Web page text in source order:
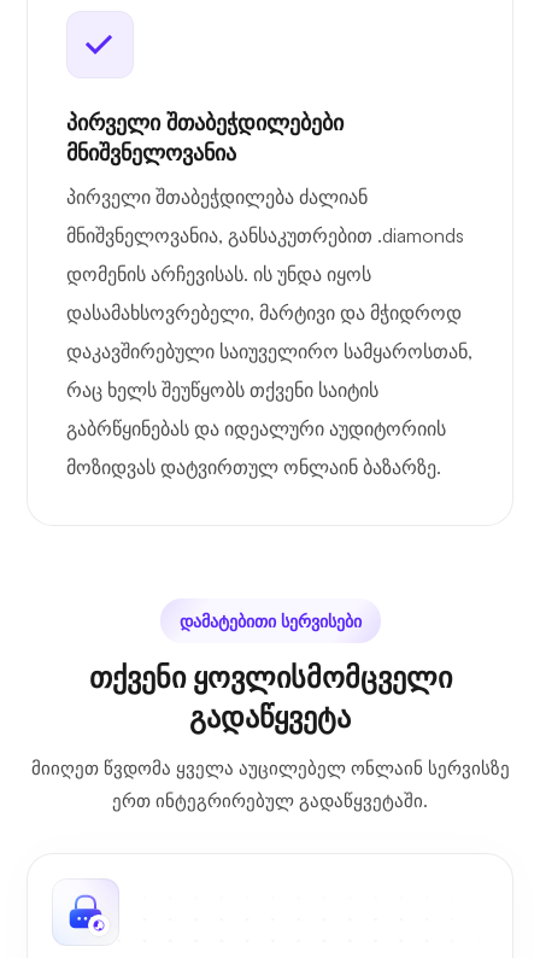
პირველი შთაბეჭდილებები
მნიშვნელოვანია
პირველი შთაბეჭდილება ძალიან
მნიშვნელოვანია, განსაკუთრებით .diamonds
დომენის არჩევისას. ის უნდა იყოს
დასამახსოვრებელი, მარტივი და მჭიდროდ
დაკავშირებული საიუველირო სამყაროსთან,
რაც ხელს შეუწყობს თქვენი საიტის
გაბრწყინებას და იდეალური აუდიტორიის
მოზიდვას დატვირთულ ონლაინ ბაზარზე.
დამატებითი სერვისები
თქვენი ყოვლისმომცველი
გადაწყვეტა
მიიღეთ წვდომა ყველა აუცილებელ ონლაინ სერვისზე
ერთ ინტეგრირებულ გადაწყვეტაში.